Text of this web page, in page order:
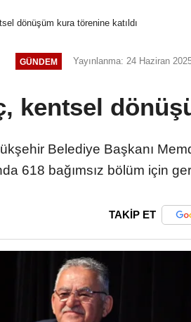
dönüşüm kura törenine katıldı
GÜNDEM Yayınlanma: 24 Haziran
kentsel
Belediye Başkanı
618 bağımsız bölüm için
TAKİP ET